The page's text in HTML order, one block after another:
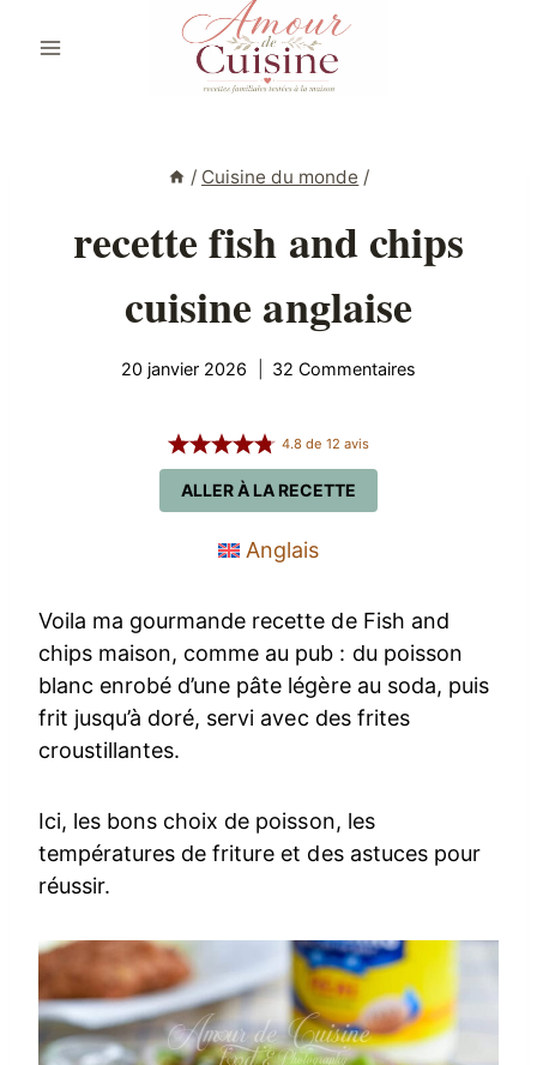
/ Cuisine du monde /
recette fish and chips
cuisine anglaise
20 janvier 2026 32 Commentaires
ALLER À LA RECETTE
4.8 de 12 avis
Anglais
Voila ma gourmande recette de Fish and
chips maison, comme au pub : du poisson
blanc enrobé d’une pâte légère au soda, puis
frit jusqu’à doré, servi avec des frites
croustillantes.
Ici, les bons choix de poisson, les
températures de friture et des astuces pour
réussir.